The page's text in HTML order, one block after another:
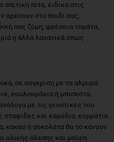
πίτα, ειδικά στις
αρέσουν στο παιδί σας,
σας ζύμη, φρέσκια τομάτα,
ή άλλα λαχανικά όπως
σε σύγκριση με τα αλμυρά
κουλουράκια ή μπισκότα.
με τις γευστικές του
και καρύδια, κομμάτια
κακάο ή σοκολάτα θα το κάνουν
ολικής άλεσης και μαύρη